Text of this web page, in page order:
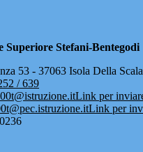
Stefani-Bentegodi
53 - 37063 Isola Della
/ 639
Link per
Link per